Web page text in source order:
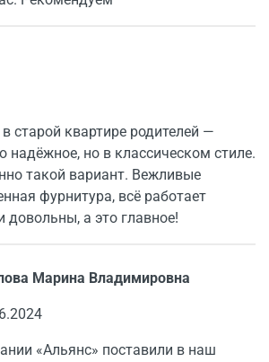
старой квартире родителей —
надёжное, но в классическом стиле.
такой вариант. Вежливые
фурнитура, всё работает
довольны, а это главное!
Марина Владимировна
«Альянс» поставили в наш